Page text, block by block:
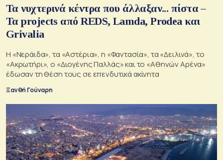
Τα νυχτερινά κέντρα που άλλαξαν... πίστα –
Τα projects από REDS, Lamda, Prodea και
Grivalia
Η «Νεράιδα», τα «Αστέρια», η «Φαντασία», τα «Δειλινά», το
«Ακρωτήρι», ο «Διογένης Παλλάς» και το «Αθηνών Αρένα»
έδωσαν τη θέση τους σε επενδυτικά ακίνητα
Ξανθή Γούναρη